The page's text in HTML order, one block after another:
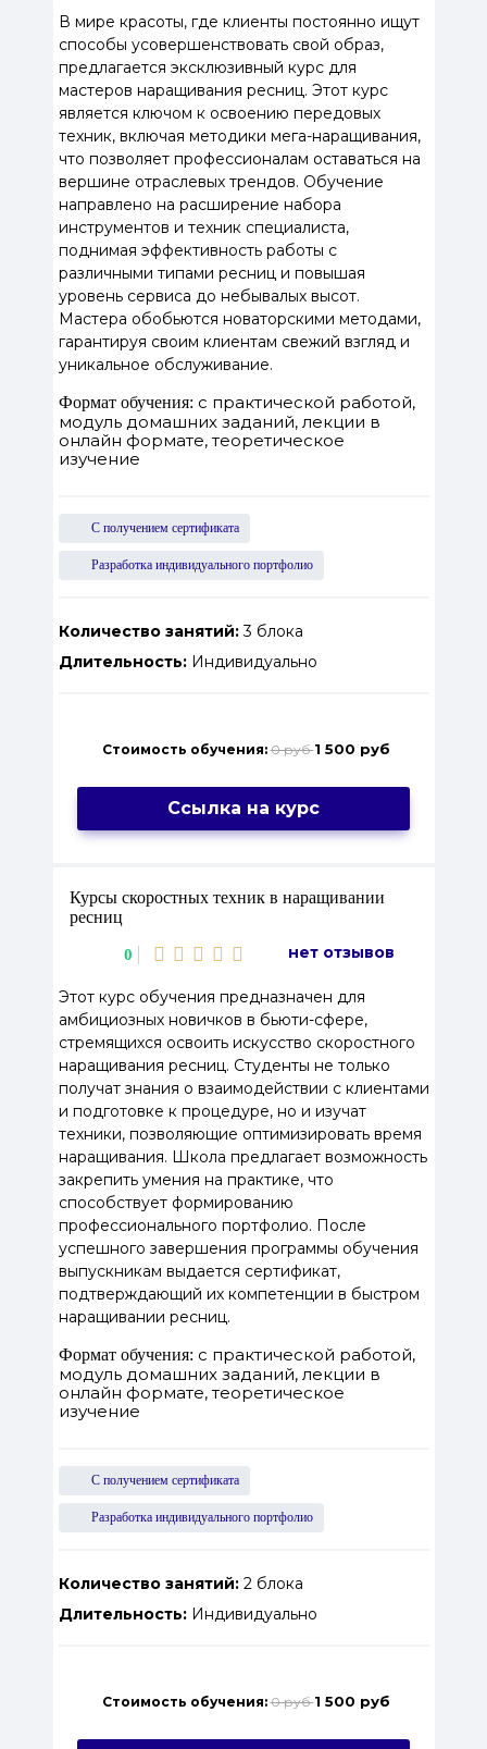
В мире красоты, где клиенты постоянно ищут
способы усовершенствовать свой образ,
предлагается эксклюзивный курс для
мастеров наращивания ресниц. Этот курс
является ключом к освоению передовых
техник, включая методики мега-наращивания,
что позволяет профессионалам оставаться на
вершине отраслевых трендов. Обучение
направлено на расширение набора
инструментов и техник специалиста,
поднимая эффективность работы с
различными типами ресниц и повышая
уровень сервиса до небывалых высот.
Мастера обобьются новаторскими методами,
гарантируя своим клиентам свежий взгляд и
уникальное обслуживание.
Формат обучения: с практической работой,
модуль домашних заданий, лекции в
онлайн формате, теоретическое
изучение
С получением сертификата
Разработка индивидуального портфолио
Количество занятий:3 блока
Длительность:Индивидуально
Стоимость обучения: 0 руб1 500 руб
Ссылка на курс
Курсы скоростных техник в наращивании
ресниц
0 нет отзывов
Этот курс обучения предназначен для
амбициозных новичков в бьюти-сфере,
стремящихся освоить искусство скоростного
наращивания ресниц. Студенты не только
получат знания о взаимодействии с клиентами
и подготовке к процедуре, но и изучат
техники, позволяющие оптимизировать время
наращивания. Школа предлагает возможность
закрепить умения на практике, что
способствует формированию
профессионального портфолио. После
успешного завершения программы обучения
выпускникам выдается сертификат,
подтверждающий их компетенции в быстром
наращивании ресниц.
Формат обучения: с практической работой,
модуль домашних заданий, лекции в
онлайн формате, теоретическое
изучение
С получением сертификата
Разработка индивидуального портфолио
Количество занятий:2 блока
Длительность:Индивидуально
Стоимость обучения: 0 руб1 500 руб